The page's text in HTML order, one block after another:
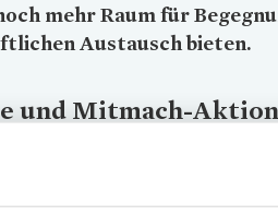
mehr Raum für
Austausch bieten.
und Mitmach-